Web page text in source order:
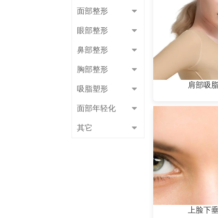
面部整形
眼部整形
鼻部整形
胸部整形
吸脂塑形
面部年轻化
其它
肩部吸
上脸下